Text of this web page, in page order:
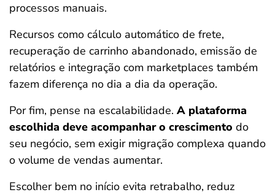
processos manuais.
Recursos como cálculo automático de frete,
recuperação de carrinho abandonado, emissão de
relatórios e integração com marketplaces também
fazem diferença no dia a dia da operação.
Por fim, pense na escalabilidade. A plataforma
escolhida deve acompanhar o crescimento do
seu negócio, sem exigir migração complexa quando
o volume de vendas aumentar.
Escolher bem no início evita retrabalho, reduz